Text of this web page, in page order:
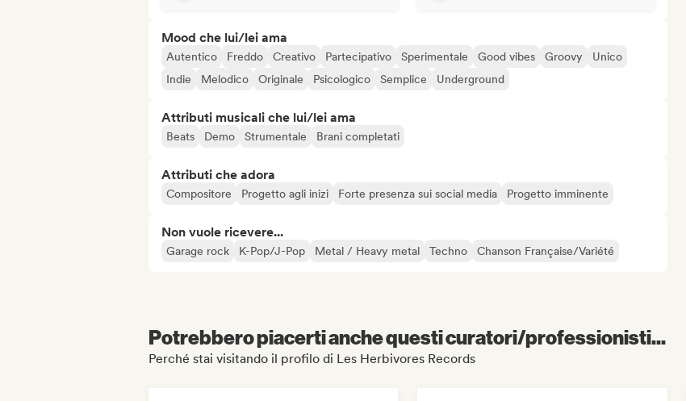
Mood che lui/lei ama
Autentico Freddo Creativo Partecipativo Sperimentale Good vibes Groovy
Unico
Indie
Melodico Originale Psicologico Semplice Underground
Attributi musicali che lui/lei ama
Beats Demo Strumentale Brani completati
Attributi che adora
Compositore Progetto agli inizi Forte presenza sui social media Progetto imminente
Non vuole ricevere...
Garage rock K-Pop/J-Pop Metal / Heavy metal Techno Chanson Française/Variété
Potrebbero piacerti anche questi curatori/professionisti...
Perché stai visitando il profilo di Les Herbivores Records